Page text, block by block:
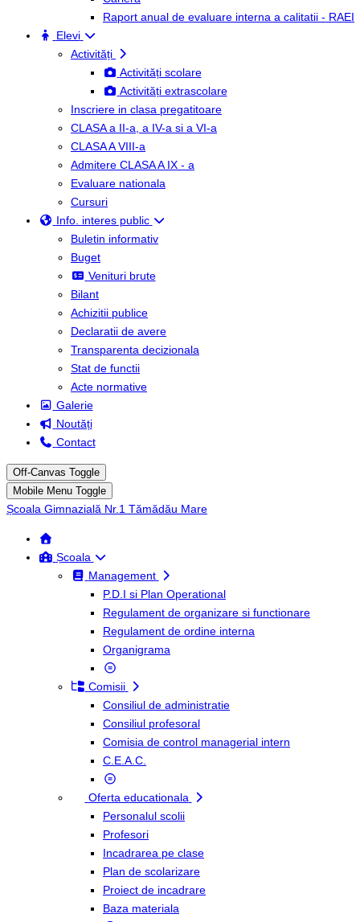
Raport anual de evaluare interna a calitatii - RAEI
Elevi
Activități
Activități scolare
Activități extrascolare
Inscriere in clasa pregatitoare
CLASA a II-a, a IV-a si a VI-a
CLASA A VIII-a
Admitere CLASA A IX - a
Evaluare nationala
Cursuri
Info. interes public
Buletin informativ
Buget
Venituri brute
Bilant
Achizitii publice
Declaratii de avere
Transparenta decizionala
Stat de functii
Acte normative
Galerie
Noutăți
Contact
Off-Canvas Toggle
Mobile Menu Toggle
Școala Gimnazială Nr.1 Tămădău Mare
Școala
Management
P.D.I si Plan Operational
Regulament de organizare si functionare
Regulament de ordine interna
Organigrama
Comisii
Consiliul de administratie
Consiliul profesoral
Comisia de control managerial intern
C.E.A.C.
Oferta educationala
Personalul scolii
Profesori
Incadrarea pe clase
Plan de scolarizare
Proiect de incadrare
Baza materiala